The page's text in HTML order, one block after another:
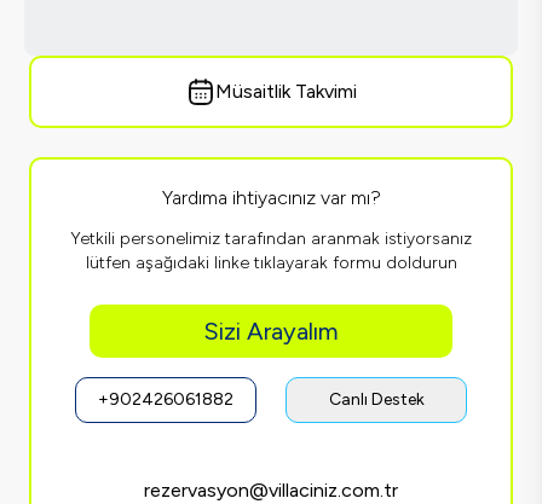
Müsaitlik Takvimi
Yardıma ihtiyacınız var mı?
Yetkili personelimiz tarafından aranmak istiyorsanız
lütfen aşağıdaki linke tıklayarak formu doldurun
Sizi Arayalım
+902426061882 Canlı Destek
rezervasyon@villaciniz.com.tr